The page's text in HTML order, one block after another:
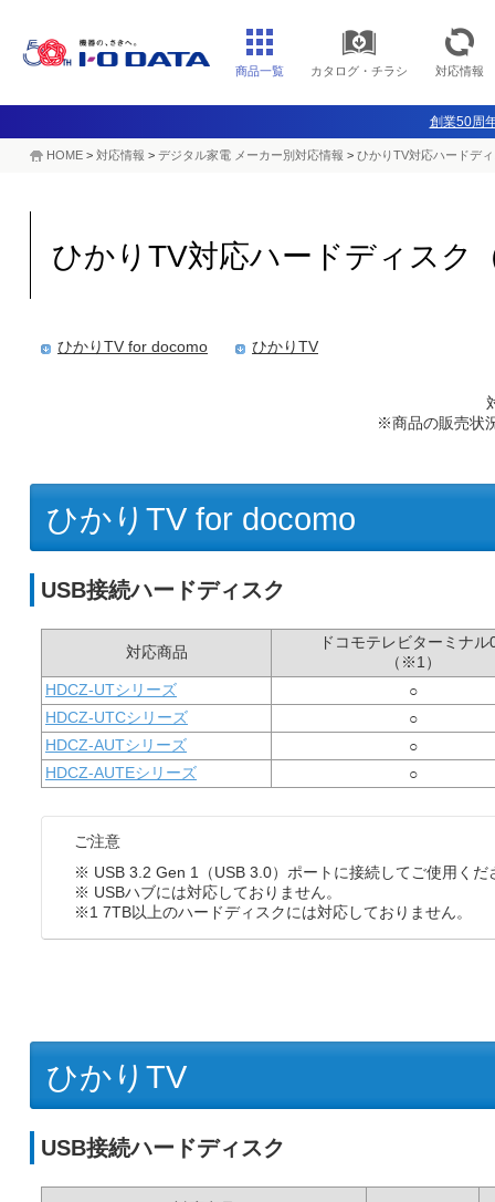
商品一覧 カタログ・チラシ 対応情報
創業50周
HOME > 対応情報 > デジタル家電 メーカー別対応情報 > ひかりTV対応ハードデ
ひかりTV対応ハードディスク
ひかりTV for docomo ひかりTV
※商品の販売状
ひかりTV for docomo
USB接続ハードディスク
対応商品
ドコモテレビターミナル
（※1）
HDCZ-UTシリーズ
○
HDCZ-UTCシリーズ
○
HDCZ-AUTシリーズ
○
HDCZ-AUTEシリーズ
○
ご注意
※ USB 3.2 Gen 1（USB 3.0）ポートに接続してご使用くだ
※ USBハブには対応しておりません。
※1 7TB以上のハードディスクには対応しておりません。
ひかりTV
USB接続ハードディスク